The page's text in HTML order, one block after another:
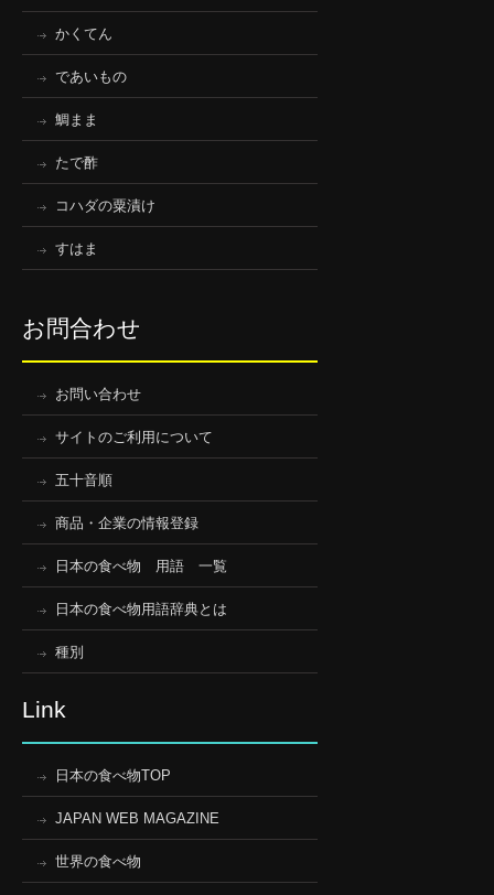
かくてん
であいもの
鯛まま
たで酢
コハダの粟漬け
すはま
お問合わせ
お問い合わせ
サイトのご利用について
五十音順
商品・企業の情報登録
日本の食べ物 用語 一覧
日本の食べ物用語辞典とは
種別
Link
日本の食べ物TOP
JAPAN WEB MAGAZINE
世界の食べ物